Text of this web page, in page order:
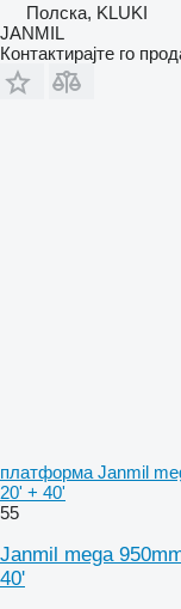
Полска, KLUKI
JANMIL
Контактирајте го
платформа Janmil
20' + 40'
55
Janmil mega
40'